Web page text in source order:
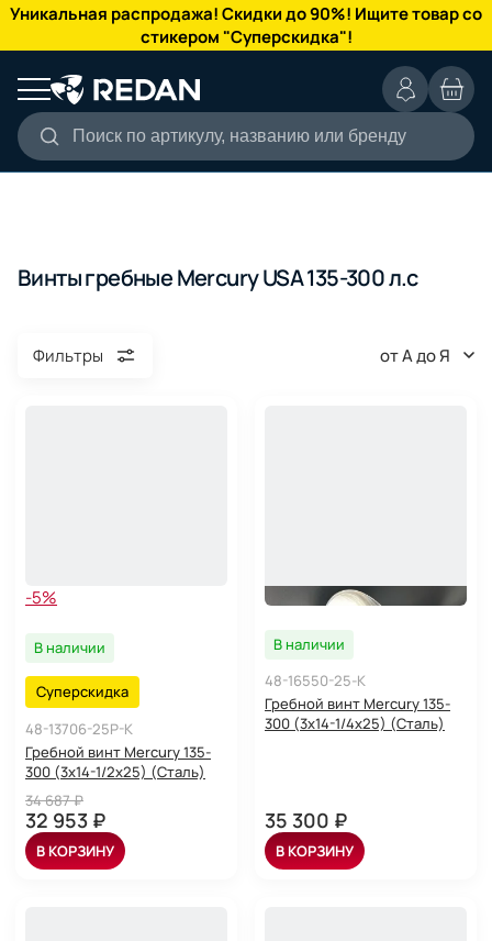
Уникальная распродажа! Скидки до 90%! Ищите товар со
стикером "Суперскидка"!
Поиск по артикулу, названию или бренду
КАТАЛОГ
Винты гребные Mercury USA 135-300 л.с
Фильтры от А до Я
-5%
В наличии
Суперскидка
48-13706-25P-K
Гребной винт Mercury 135-
300 (3x14-1/2x25) (Сталь)
34 687 ₽
32 953 ₽
В КОРЗИНУ
В наличии
48-16550-25-K
Гребной винт Mercury 135-
300 (3x14-1/4x25) (Сталь)
35 300 ₽
В КОРЗИНУ